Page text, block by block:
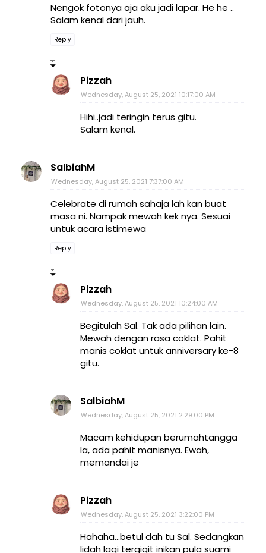
Nengok fotonya aja aku jadi lapar. He he ..
Salam kenal dari jauh.
Reply
Pizzah
Wednesday, August 25, 2021 10:17:00 AM
Hihi..jadi teringin terus gitu.
Salam kenal.
SalbiahM
Wednesday, August 25, 2021 7:37:00 AM
Celebrate di rumah sahaja lah kan buat
masa ni. Nampak mewah kek nya. Sesuai
untuk acara istimewa
Reply
Pizzah
Wednesday, August 25, 2021 10:24:00 AM
Begitulah Sal. Tak ada pilihan lain.
Mewah dengan rasa coklat. Pahit
manis coklat untuk anniversary ke-8
gitu.
SalbiahM
Wednesday, August 25, 2021 2:29:00 PM
Macam kehidupan berumahtangga
la, ada pahit manisnya. Ewah,
memandai je
Pizzah
Wednesday, August 25, 2021 3:22:00 PM
Hahaha...betul dah tu Sal. Sedangkan
lidah lagi tergigit inikan pula suami